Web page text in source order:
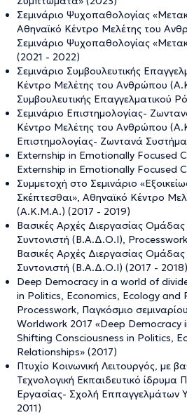
Σεμινάριο Ψυχοπαθολογίας
Αθηναϊκό Κέντρο Μελέτης του
Σεμινάριο Ψυχοπαθολογίας
(2021 - 2022)
Σεμινάριο Συμβουλευτικής
Κέντρο Μελέτης του Ανθρώπου
Συμβουλευτικής Επαγγελματικού
Σεμινάριο Επιστημολογίας-
Κέντρο Μελέτης του Ανθρώπου
Επιστημολογίας- Ζωντανά
Externship in Emotionally Focused
Externship in Emotionally Focused
Συμμετοχή στο Σεμινάριο
Σκέπτεσθαι», Αθηναϊκό Κέντρο
(Α.Κ.Μ.Α.) (2017 - 2019)
Βασικές Αρχές Διεργασίας
Συντονιστή (Β.Α.Δ.Ο.Ι),
Βασικές Αρχές Διεργασίας
Συντονιστή (Β.Α.Δ.Ο.Ι) (2017 - 2018)
Deep Democracy in a world of
in Politics, Economics, Ecology and
Processwork, Παγκόσμιο
Worldwork 2017 «Deep Democracy
Shifting Consciousness in Politics,
Relationships» (2017)
Πτυχίο Κοινωνική Λειτουργός, με
Τεχνολογική Εκπαιδευτικό ίδρυμα
Εργασίας- Σχολή Εππαγγελμάτων
2011)